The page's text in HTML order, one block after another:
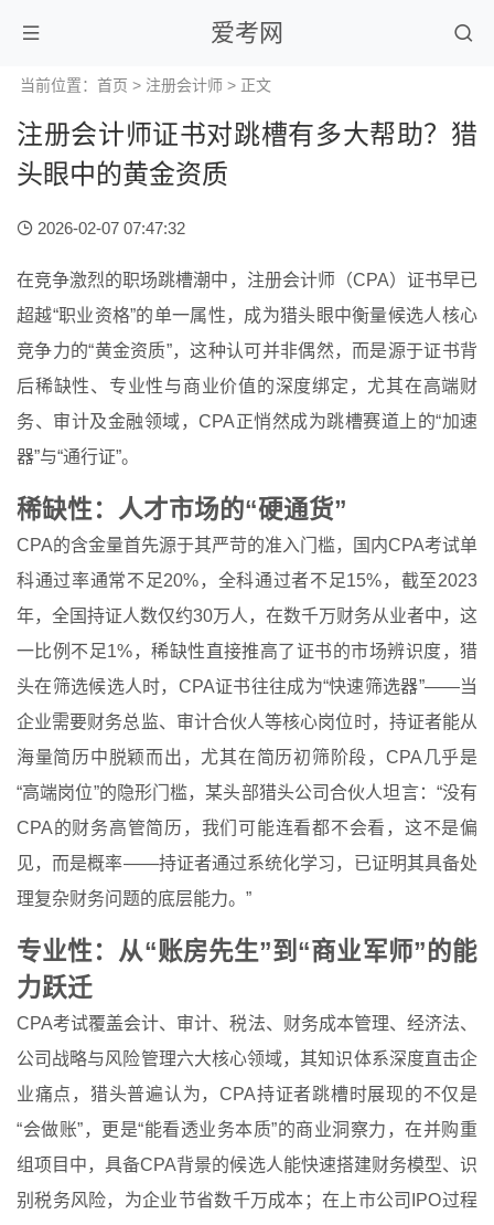
爱考网
当前位置： 首页 > 注册会计师 > 正文
注册会计师证书对跳槽有多大帮助？猎
头眼中的黄金资质
2026-02-07 07:47:32
在竞争激烈的职场跳槽潮中，注册会计师（CPA）证书早已
超越“职业资格”的单一属性，成为猎头眼中衡量候选人核心
竞争力的“黄金资质”，这种认可并非偶然，而是源于证书背
后稀缺性、专业性与商业价值的深度绑定，尤其在高端财
务、审计及金融领域，CPA正悄然成为跳槽赛道上的“加速
器”与“通行证”。
稀缺性：人才市场的“硬通货”
CPA的含金量首先源于其严苛的准入门槛，国内CPA考试单
科通过率通常不足20%，全科通过者不足15%，截至2023
年，全国持证人数仅约30万人，在数千万财务从业者中，这
一比例不足1%，稀缺性直接推高了证书的市场辨识度，猎
头在筛选候选人时，CPA证书往往成为“快速筛选器”——当
企业需要财务总监、审计合伙人等核心岗位时，持证者能从
海量简历中脱颖而出，尤其在简历初筛阶段，CPA几乎是
“高端岗位”的隐形门槛，某头部猎头公司合伙人坦言：“没有
CPA的财务高管简历，我们可能连看都不会看，这不是偏
见，而是概率——持证者通过系统化学习，已证明其具备处
理复杂财务问题的底层能力。”
专业性：从“账房先生”到“商业军师”的能
力跃迁
CPA考试覆盖会计、审计、税法、财务成本管理、经济法、
公司战略与风险管理六大核心领域，其知识体系深度直击企
业痛点，猎头普遍认为，CPA持证者跳槽时展现的不仅是
“会做账”，更是“能看透业务本质”的商业洞察力，在并购重
组项目中，具备CPA背景的候选人能快速搭建财务模型、识
别税务风险，为企业节省数千万成本；在上市公司IPO过程